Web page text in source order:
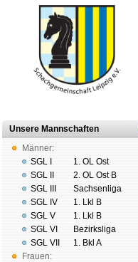
Unsere Mannschaften
Männer:
SGL I
SGL II
SGL III
SGL IV
SGL V
SGL VI
SGL VII
Frauen:
1. OL Ost
2. OL Ost B
Sachsenliga
1. Lkl B
1. Lkl B
Bezirksliga
1. Bkl A